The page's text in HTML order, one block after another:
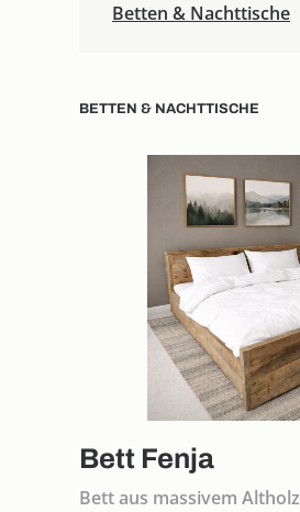
Betten & Nachttische
BETTEN & NACHTTISCHE
Bett Fenja
Bett aus massivem Altholz